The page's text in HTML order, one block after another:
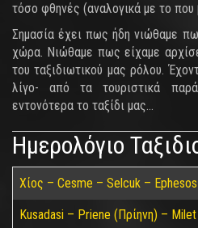
τόσο φθηνές (αναλογικά με το που
Σημασία έχει πως ήδη νιώθαμε
χώρα. Νιώθαμε πως είχαμε
του ταξιδιωτικού μας ρόλου.
λίγο- από τα τουριστικά
εντονότερα το ταξίδι μας…
Ημερολόγιο
Χίος – Cesme – Selcuk –
Kusadasi – Priene (Πρίηνη) –